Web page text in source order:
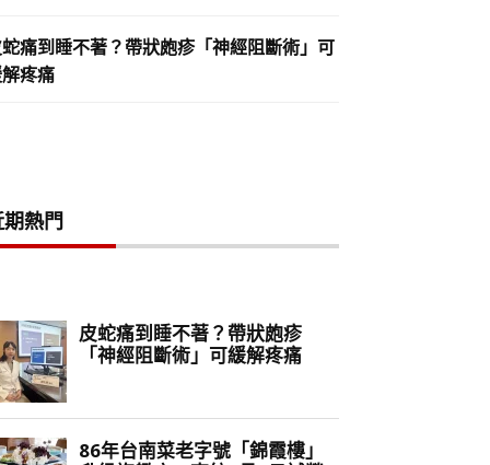
痛到睡不著？帶狀皰疹「神經阻斷術」可
疼痛
熱門